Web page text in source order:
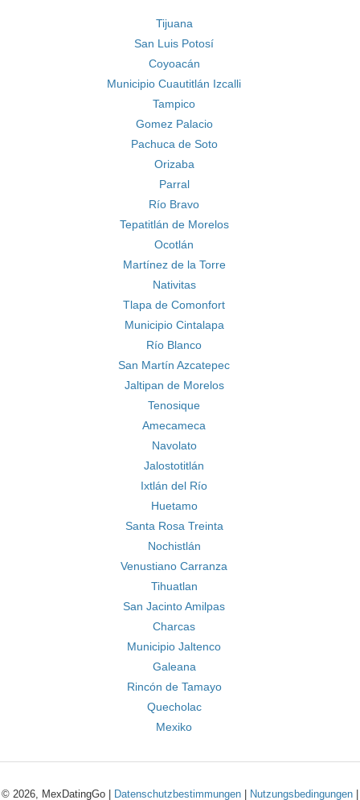
Tijuana
San Luis Potosí
Coyoacán
Municipio Cuautitlán Izcalli
Tampico
Gomez Palacio
Pachuca de Soto
Orizaba
Parral
Río Bravo
Tepatitlán de Morelos
Ocotlán
Martínez de la Torre
Nativitas
Tlapa de Comonfort
Municipio Cintalapa
Río Blanco
San Martín Azcatepec
Jaltipan de Morelos
Tenosique
Amecameca
Navolato
Jalostotitlán
Ixtlán del Río
Huetamo
Santa Rosa Treinta
Nochistlán
Venustiano Carranza
Tihuatlan
San Jacinto Amilpas
Charcas
Municipio Jaltenco
Galeana
Rincón de Tamayo
Quecholac
Mexiko
© 2026, MexDatingGo | Datenschutzbestimmungen Nutzungsbedingungen